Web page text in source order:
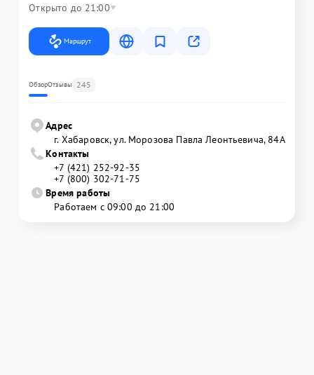
Открыто до 21:00
Маршрут
ОбзорОтзывы 245
Адрес
г. Хабаровск, ул. Морозова Павла Леонтьевича, 84А
Контакты
+7 (421) 252-92-35
+7 (800) 302-71-75
Время работы
Работаем с 09:00 до 21:00